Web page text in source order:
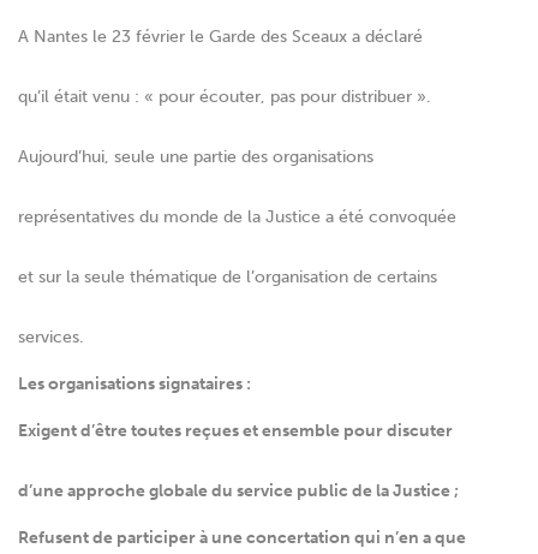
A Nantes le 23 février le Garde des Sceaux a déclaré
qu’il était venu : « pour écouter, pas pour distribuer ».
Aujourd’hui, seule une partie des organisations
représentatives du monde de la Justice a été convoquée
et sur la seule thématique de l’organisation de certains
services.
Les organisations signataires :
Exigent d’être toutes reçues et ensemble pour discuter
d’une approche globale du service public de la Justice ;
Refusent de participer à une concertation qui n’en a que